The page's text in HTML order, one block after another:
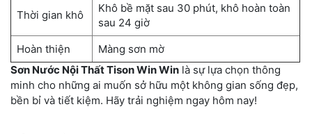
Thời gian khô
Khô bề mặt sau 30 phút, khô hoàn toàn
sau 24 giờ
Hoàn thiện
Màng sơn mờ
Sơn Nước Nội Thất Tison Win Win là sự lựa chọn thông
minh cho những ai muốn sở hữu một không gian sống đẹp,
bền bỉ và tiết kiệm. Hãy trải nghiệm ngay hôm nay!